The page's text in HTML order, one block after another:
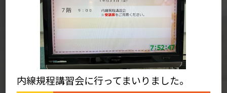
内線規程講習会に行ってまいりました。